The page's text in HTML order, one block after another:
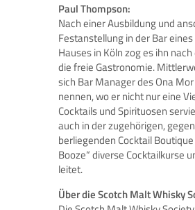
Paul Thompson:
Nach einer Ausbildung und
Festanstellung in der Bar
Hauses in Köln zog es ihn
die freie Gastronomie.
sich Bar Manager des Ona
nennen, wo er nicht nur eine
Cocktails und Spirituosen
auch in der zugehörigen,
berliegenden Cocktail Boutique
Booze“ diverse Cocktailkurse
leitet.
Über die Scotch Malt Whisky